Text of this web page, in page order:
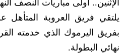
الإثنين.. أولى مباريات النصف
يلتقي فريق العروبة
بفريق اليرموك الذي خدمته
نهائي البطولة.